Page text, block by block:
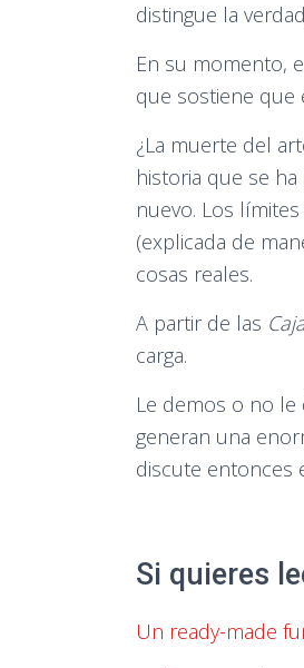
distingue la
En su momento,
que sostiene que
¿La muerte del
historia que se
nuevo. Los
(explicada de
cosas reales.
A partir de las
carga.
Le demos o no
generan una
discute entonces
Si quieres
Un ready-made